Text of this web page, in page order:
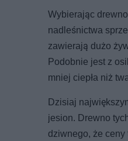
Wybierając
nadleśnictwa
zawierają dużo
Podobnie jest z
mniej ciepła niż
Dzisiaj
jesion. Drewno
dziwnego, że ceny